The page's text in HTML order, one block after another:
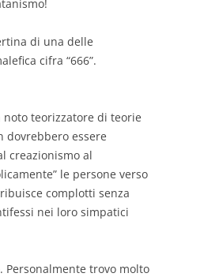
di una delle
cifra “666”.
noto teorizzatore di teorie
dovrebbero essere
creazionismo al
le persone verso
complotti senza
nei loro simpatici
Personalmente trovo molto